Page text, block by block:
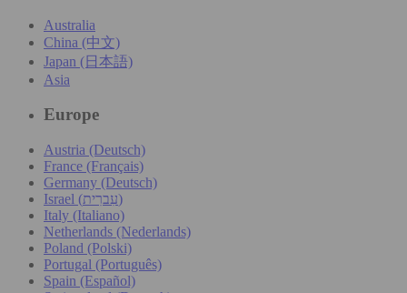
Australia
China (中文)
Japan (日本語)
Asia
Europe
Austria (Deutsch)
France (Français)
Germany (Deutsch)
Israel (עִברִית)
Italy (Italiano)
Netherlands (Nederlands)
Poland (Polski)
Portugal (Português)
Spain (Español)